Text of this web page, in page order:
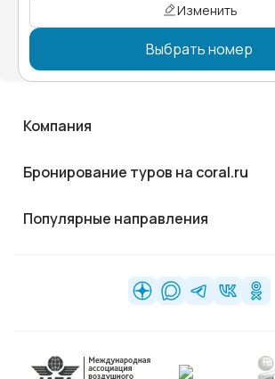
Изменить
Выбрать номер
Компания
Бронирование туров на coral.ru
Популярные направления